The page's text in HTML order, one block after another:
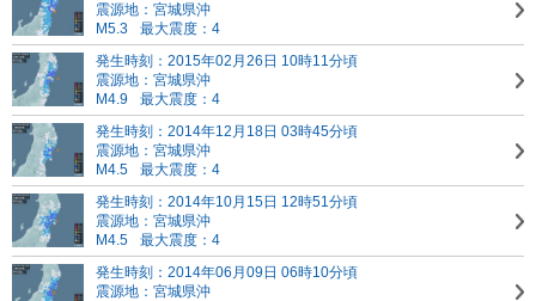
震源地：宮城県沖
M5.3
最大震度：4
発生時刻：2015年02月26日 10時11分頃
震源地：宮城県沖
M4.9
最大震度：4
発生時刻：2014年12月18日 03時45分頃
震源地：宮城県沖
M4.5
最大震度：4
発生時刻：2014年10月15日 12時51分頃
震源地：宮城県沖
M4.5
最大震度：4
発生時刻：2014年06月09日 06時10分頃
震源地：宮城県沖